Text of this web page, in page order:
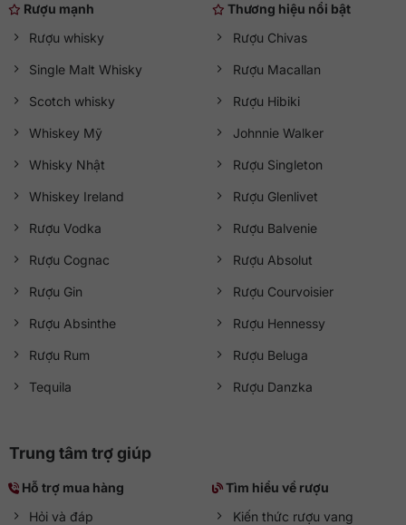
Rượu mạnh
Rượu whisky
Single Malt Whisky
Scotch whisky
Whiskey Mỹ
Whisky Nhật
Whiskey Ireland
Rượu Vodka
Rượu Cognac
Rượu Gin
Rượu Absinthe
Rượu Rum
Tequila
Thương hiệu nổi bật
Rượu Chivas
Rượu Macallan
Rượu Hibiki
Johnnie Walker
Rượu Singleton
Rượu Glenlivet
Rượu Balvenie
Rượu Absolut
Rượu Courvoisier
Rượu Hennessy
Rượu Beluga
Rượu Danzka
Trung tâm trợ giúp
Hỗ trợ mua hàng
Hỏi và đáp
Tìm hiểu về rượu
Kiến thức rượu vang